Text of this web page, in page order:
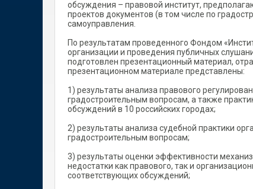
обсуждения – правовой институт,
проектов документов (в том числе по
самоуправления.
По результатам проведенного Фондом
организации и проведения публичных
подготовлен презентационный материал,
презентационном материале представлены:
1) результаты анализа правового
градостроительным вопросам, а также
обсуждений в 10 российских городах;
2) результаты анализа судебной практики
градостроительным вопросам;
3) результаты оценки эффективности
недостатки как правового, так и
соответствующих обсуждений;